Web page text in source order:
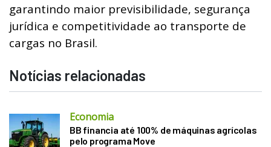
garantindo maior previsibilidade, segurança
jurídica e competitividade ao transporte de
cargas no Brasil.
Notícias relacionadas
Economia
BB financia até 100% de máquinas agrícolas
pelo programa Move